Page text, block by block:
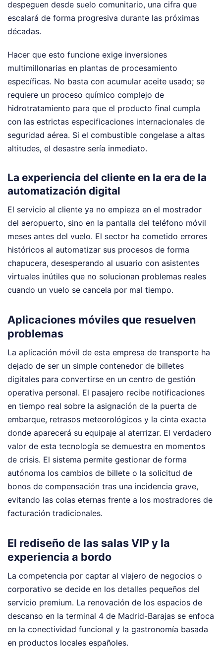
despeguen desde suelo comunitario, una cifra que
escalará de forma progresiva durante las próximas
décadas.
Hacer que esto funcione exige inversiones
multimillonarias en plantas de procesamiento
específicas. No basta con acumular aceite usado; se
requiere un proceso químico complejo de
hidrotratamiento para que el producto final cumpla
con las estrictas especificaciones internacionales de
seguridad aérea. Si el combustible congelase a altas
altitudes, el desastre sería inmediato.
La experiencia del cliente en la era de la
automatización digital
El servicio al cliente ya no empieza en el mostrador
del aeropuerto, sino en la pantalla del teléfono móvil
meses antes del vuelo. El sector ha cometido errores
históricos al automatizar sus procesos de forma
chapucera, desesperando al usuario con asistentes
virtuales inútiles que no solucionan problemas reales
cuando un vuelo se cancela por mal tiempo.
Aplicaciones móviles que resuelven
problemas
La aplicación móvil de esta empresa de transporte ha
dejado de ser un simple contenedor de billetes
digitales para convertirse en un centro de gestión
operativa personal. El pasajero recibe notificaciones
en tiempo real sobre la asignación de la puerta de
embarque, retrasos meteorológicos y la cinta exacta
donde aparecerá su equipaje al aterrizar. El verdadero
valor de esta tecnología se demuestra en momentos
de crisis. El sistema permite gestionar de forma
autónoma los cambios de billete o la solicitud de
bonos de compensación tras una incidencia grave,
evitando las colas eternas frente a los mostradores de
facturación tradicionales.
El rediseño de las salas VIP y la
experiencia a bordo
La competencia por captar al viajero de negocios o
corporativo se decide en los detalles pequeños del
servicio premium. La renovación de los espacios de
descanso en la terminal 4 de Madrid-Barajas se enfoca
en la conectividad funcional y la gastronomía basada
en productos locales españoles.